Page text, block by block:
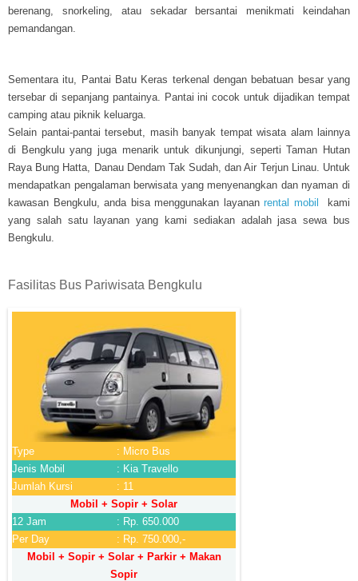
berenang, snorkeling, atau sekadar bersantai menikmati keindahan
pemandangan.
Sementara itu, Pantai Batu Keras terkenal dengan bebatuan besar yang
tersebar di sepanjang pantainya. Pantai ini cocok untuk dijadikan tempat
camping atau piknik keluarga.
Selain pantai-pantai tersebut, masih banyak tempat wisata alam lainnya
di Bengkulu yang juga menarik untuk dikunjungi, seperti Taman Hutan
Raya Bung Hatta, Danau Dendam Tak Sudah, dan Air Terjun Linau. Untuk
mendapatkan pengalaman berwisata yang menyenangkan dan nyaman di
kawasan Bengkulu, anda bisa menggunakan layananrental mobil kami
yang salah satu layanan yang kami sediakan adalah jasa sewa bus
Bengkulu.
Fasilitas Bus Pariwisata Bengkulu
Type
: Micro Bus
Jenis Mobil
: Kia Travello
Jumlah Kursi
: 11
Mobil + Sopir + Solar
12 Jam
: Rp. 650.000
Per Day
: Rp. 750.000,-
Mobil + Sopir + Solar + Parkir + Makan
Sopir